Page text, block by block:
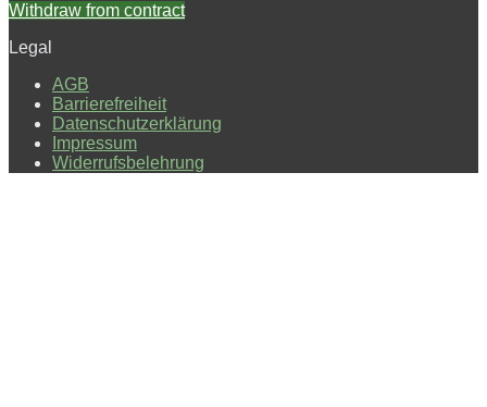
Withdraw from contract
Legal
AGB
Barrierefreiheit
Datenschutzerklärung
Impressum
Widerrufsbelehrung